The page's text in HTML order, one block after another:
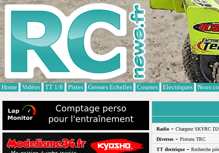
Home Vidéos TT 1/8 Pistes Grosses Echelles Courses Electriques Nous
Radio - Chargeur SKYRC
Diverses - Pistons TRC
TT électrique- Recherche
Cookies management panel